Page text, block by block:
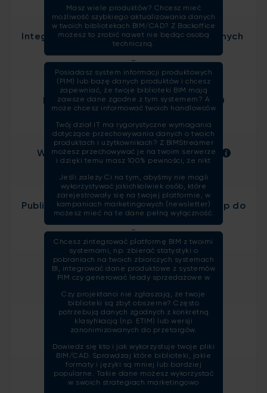
Masz wiele produktów? Chcesz mieć
możliwość szybkiego aktualizowania danych
w twoich bibliotekach BIM/CAD? Z Backoffice
możesz to zrobić nawet nie będąc osobą
techniczną.
Integracje z zewnętrznymi systemami danych
Posiadasz system informacji produktowych
(PIM) lub bazę danych produktów i chcesz
zapewniać, że twoje biblioteki BIM mają
zawsze dane zgodne z tym systemem? A
może chcesz informować twoich handlowców
zwiększyć sprzedaż? Możesz to osiągnąć
dzięki połączeniu BIMStreamer z twoimi
systemami.
-
Baza danych na własnym serwerze
Twój dział IT ma rygorystyczne wymagania
dotyczące przechowywania danych o twoich
produktach i użytkownikach? Z BIMStreamer
możesz przechowywać je na twoim serwerze
i dzięki temu masz 100% pewności, że nikt
-
Wyłączność na dane o użytkownikach
Jeśli zależy Ci na tym, abyśmy nie mogli
wykorzystywać jakichkolwiek osób, które
zarejestrowały się na twojej platformie, w
kampaniach marketingowych (newsletter)
możesz mieć na te dane pełną wyłączność.
-
Publikacje na zewnętrzne systemy i dostęp do
API
Chcesz zintegrować platformę BIM z twoimi
systemami, np. zbierać statystyki o
pobraniach na twoich zbiorczych systemach
BI, integrować dane produktowe z systemów
PIM czy generować leady sprzedażowe w
BIMStreamer nie ma nic prostszego!
-
Tagowanie atrybutów
Czy projektanci nie zgłaszają, że twoje
biblioteki są zbyt obszerne? Często
potrzebują danych zgodnych z konkretną
klasyfikacją (np. ETIM) lub wersji
zanonimizowanych do przetargów.
tworzenia poziomów informacji (LOI) i pozwól
projektantom wybierać, jakie dane mają się
znaleźć w plikach BIM.
-
Statystyki
Dowiedz się kto i jak wykorzystuje twoje pliki
BIM/CAD. Sprawdzaj które biblioteki, jakie
formaty i języki są mniej lub bardziej
popularne. Takie dane możesz wykorzystać
w swoich strategiach marketingowo
-
BOM (Revit)
-